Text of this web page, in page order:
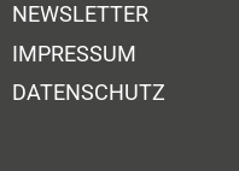
NEWSLETTER
IMPRESSUM
DATENSCHUTZ